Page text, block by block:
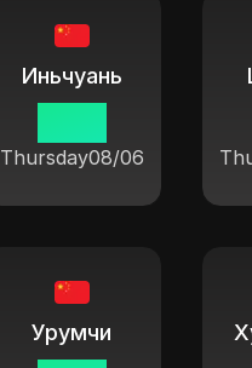
Иньчуань
Thursday08/06
Урумчи